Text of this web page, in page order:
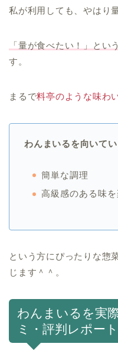
私が利用しても、やはり
「量が食べたい！」とい
す。
まるで料亭のような味わ
わんまいるを向いて
簡単な調理
高級感のある味
という方にぴったりな惣
じます＾＾。
わんまいるを実
ミ・評判レポート